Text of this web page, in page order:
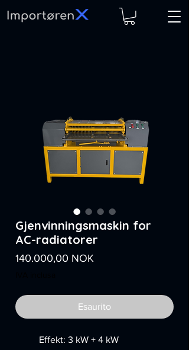
Gjenvinningsmaskin for
AC-radiatorer
140.000,00 NOK
Esaurito
Effekt: 3 kW + 4 kW